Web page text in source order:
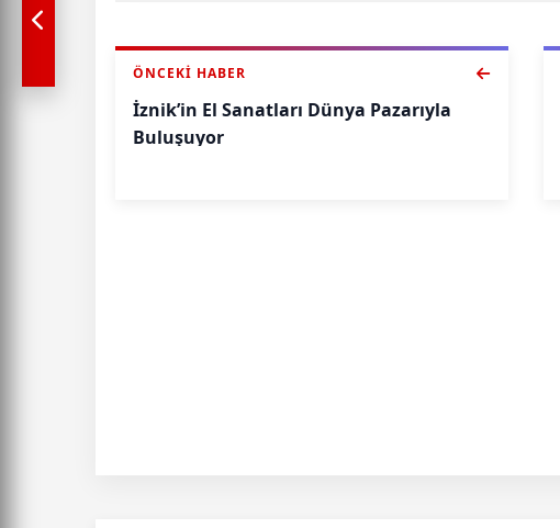
ÖNCEKI HABER
İznik’in El Sanatları Dünya Pazarıyla
Buluşuyor